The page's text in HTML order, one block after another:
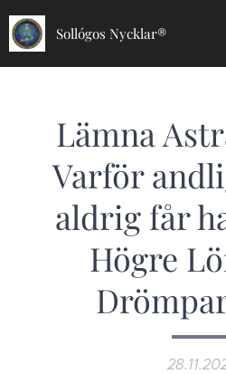
Sollógos Nycklar®
Lämna
Varför
aldrig får
Högre